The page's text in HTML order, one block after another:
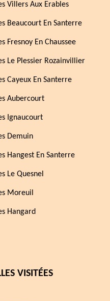
Villers Aux Erables
Beaucourt En Santerre
Fresnoy En Chaussee
Le Plessier Rozainvillier
Cayeux En Santerre
Aubercourt
Ignaucourt
Demuin
Hangest En Santerre
Le Quesnel
Moreuil
Hangard
VISITÉES